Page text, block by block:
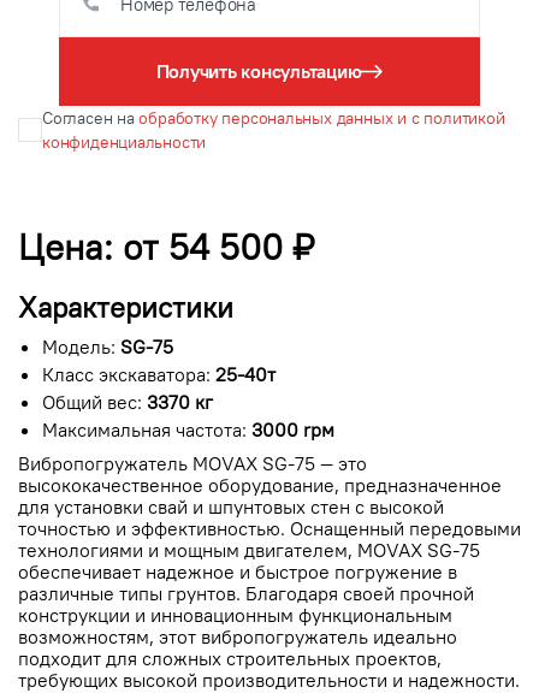
Получить консультацию
Согласен наобработку персональных данных и с политикой
конфиденциальности
Цена: от 54 500 ₽
Характеристики
Модель: SG-75
Класс экскаватора: 25-40т
Общий вес: 3370 кг
Максимальная частота: 3000 rрм
Вибропогружатель MOVAX SG-75 — это
высококачественное оборудование, предназначенное
для установки свай и шпунтовых стен с высокой
точностью и эффективностью. Оснащенный передовыми
технологиями и мощным двигателем, MOVAX SG-75
обеспечивает надежное и быстрое погружение в
различные типы грунтов. Благодаря своей прочной
конструкции и инновационным функциональным
возможностям, этот вибропогружатель идеально
подходит для сложных строительных проектов,
требующих высокой производительности и надежности.